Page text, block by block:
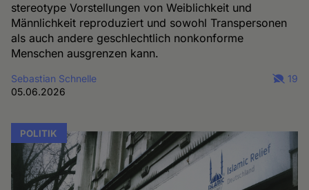
stereotype Vorstellungen von Weiblichkeit und
Männlichkeit reproduziert und sowohl Transpersonen
als auch andere geschlechtlich nonkonforme
Menschen ausgrenzen kann.
Sebastian Schnelle
05.06.2026
19
POLITIK